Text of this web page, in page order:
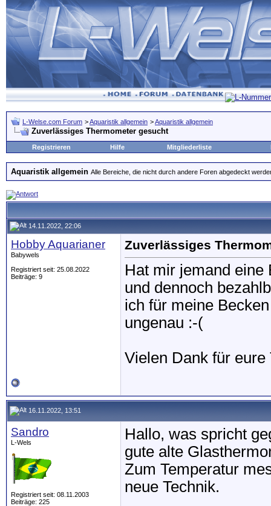
L-Welse.com Forum >Aquaristik allgemein >Aquaristik allgemein
Zuverlässiges Thermometer gesucht
Registrieren Hilfe Mitgliederliste
Aquaristik allgemein Alle Bereiche, die nicht durch andere Foren abgedeckt
14.11.2022, 22:06
Hobby Aquarianer
Babywels
Registriert seit: 25.08.2022
Beiträge: 9
Zuverlässiges
Hat mir jemand eine
und dennoch
ich für meine
ungenau :-(
Vielen Dank für eure
16.11.2022, 13:51
Sandro
L-Wels
Registriert seit: 08.11.2003
Beiträge: 225
Hallo, was spricht
gute alte
Zum Temperatur
neue Technik.